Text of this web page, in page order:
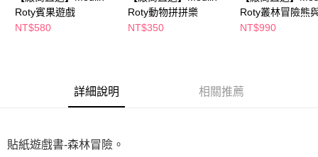
易，需依本服務之必要範圍內提供個人資料，並將交易相關給付款項請求債
權轉讓予恩沛科技股份有限公司。
５．嚴禁一人註冊多個帳號或使用他人資訊註冊。若發現惡意使用之情形，
恩沛科技股份有限公司將有權停止該用戶之使用額度並採取法律行動。
Roty賓果遊戲
NT$580
Roty動物拼拼樂
NT$350
Roty叢林冒險熊
製拉車
NT$990
詳細說明 相關推薦
貼紙遊戲書-森林冒險。